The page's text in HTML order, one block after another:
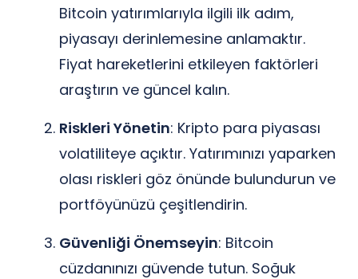
Bitcoin yatırımlarıyla ilgili ilk adım,
piyasayı derinlemesine anlamaktır.
Fiyat hareketlerini etkileyen faktörleri
araştırın ve güncel kalın.
Riskleri Yönetin: Kripto para piyasası
volatiliteye açıktır. Yatırımınızı yaparken
olası riskleri göz önünde bulundurun ve
portföyünüzü çeşitlendirin.
Güvenliği Önemseyin: Bitcoin
cüzdanınızı güvende tutun. Soğuk